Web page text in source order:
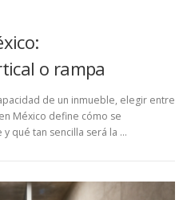
o rampa
de un inmueble, elegir entre
México define cómo se
qué tan sencilla será la …